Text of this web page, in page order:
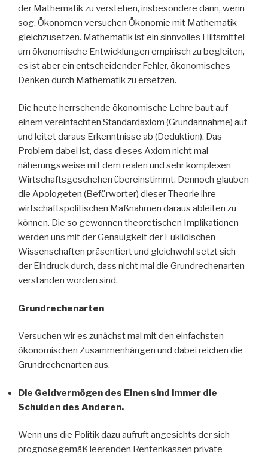
der Mathematik zu verstehen, insbesondere dann, wenn
sog. Ökonomen versuchen Ökonomie mit Mathematik
gleichzusetzen. Mathematik ist ein sinnvolles Hilfsmittel
um ökonomische Entwicklungen empirisch zu begleiten,
es ist aber ein entscheidender Fehler, ökonomisches
Denken durch Mathematik zu ersetzen.
Die heute herrschende ökonomische Lehre baut auf
einem vereinfachten Standardaxiom (Grundannahme) auf
und leitet daraus Erkenntnisse ab (Deduktion). Das
Problem dabei ist, dass dieses Axiom nicht mal
näherungsweise mit dem realen und sehr komplexen
Wirtschaftsgeschehen übereinstimmt. Dennoch glauben
die Apologeten (Befürworter) dieser Theorie ihre
wirtschaftspolitischen Maßnahmen daraus ableiten zu
können. Die so gewonnen theoretischen Implikationen
werden uns mit der Genauigkeit der Euklidischen
Wissenschaften präsentiert und gleichwohl setzt sich
der Eindruck durch, dass nicht mal die Grundrechenarten
verstanden worden sind.
Grundrechenarten
Versuchen wir es zunächst mal mit den einfachsten
ökonomischen Zusammenhängen und dabei reichen die
Grundrechenarten aus.
Die Geldvermögen des Einen sind immer die
Schulden des Anderen.
Wenn uns die Politik dazu aufruft angesichts der sich
prognosegemäß leerenden Rentenkassen private